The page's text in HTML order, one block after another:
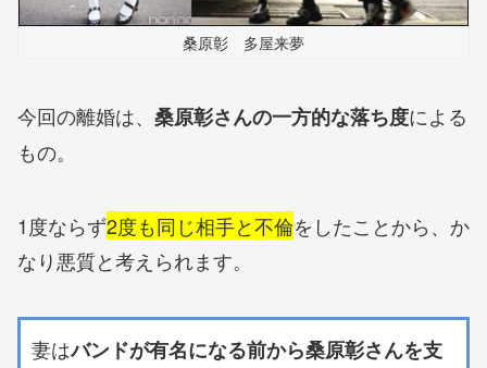
桑原彰 多屋来夢
今回の離婚は、 桑原彰さんの一方的な落ち度による
もの。
1度ならず2度も同じ相手と不倫をしたことから、か
なり悪質と考えられます。
妻はバンドが有名になる前から桑原彰さんを支